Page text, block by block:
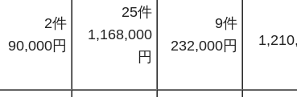
2件
90,000円
25件
1,168,000
円
9件
232,000円